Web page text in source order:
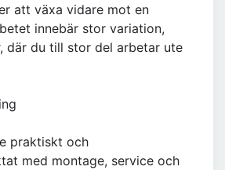
att växa vidare mot en
innebär stor variation,
där du till stor del arbetar ute
praktiskt och
med montage, service och